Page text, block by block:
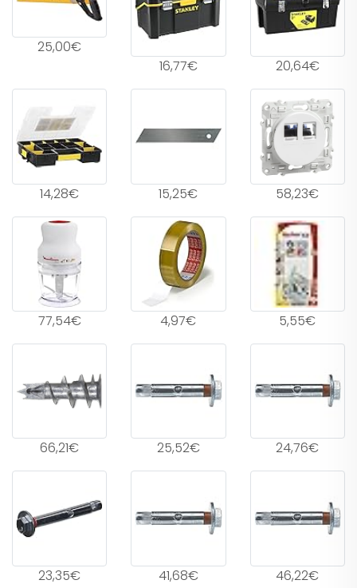
25,00€
16,77€ 20,64€
14,28€ 15,25€ 58,23€
77,54€ 4,97€ 5,55€
66,21€ 25,52€ 24,76€
23,35€ 41,68€ 46,22€